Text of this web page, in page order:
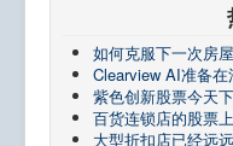
如何克服下一次房
Clearview AI准备
紫色创新股票今天
百货连锁店的股票
大型折扣店已经远